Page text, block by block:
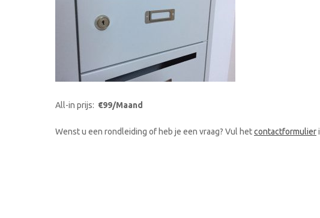
All-in prijs: €99/Maand
Wenst u een rondleiding of heb je een vraag? Vul hetcontactformulier